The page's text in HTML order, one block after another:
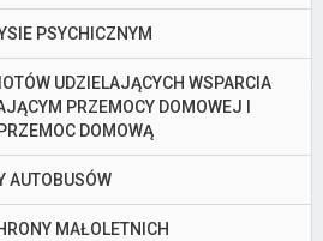
PSYCHICZNYM
UDZIELAJĄCYCH WSPARCIA
PRZEMOCY DOMOWEJ I
DOMOWĄ
AUTOBUSÓW
MAŁOLETNICH